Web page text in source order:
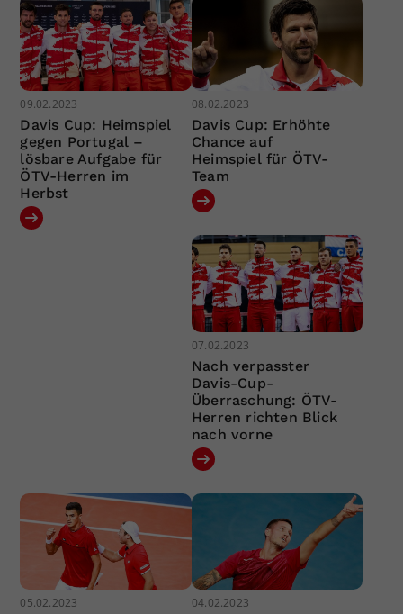
09.02.2023
Davis Cup: Heimspiel
gegen Portugal –
lösbare Aufgabe für
ÖTV-Herren im
Herbst
08.02.2023
Davis Cup: Erhöhte
Chance auf
Heimspiel für ÖTV-
Team
07.02.2023
Nach verpasster
Davis-Cup-
Überraschung: ÖTV-
Herren richten Blick
nach vorne
05.02.2023 04.02.2023